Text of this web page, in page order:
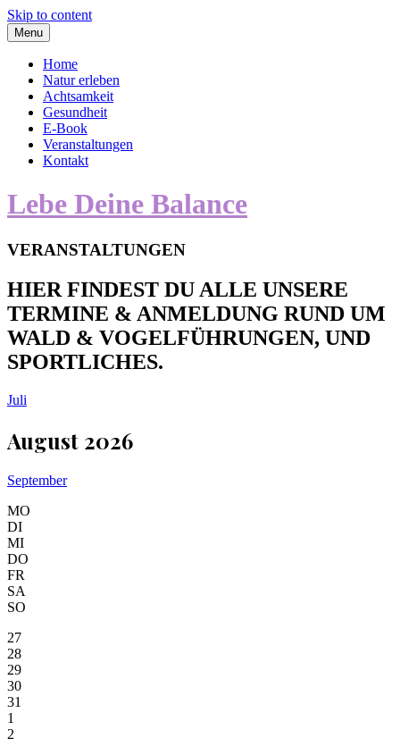
Skip to content
Menu
Home
Natur erleben
Achtsamkeit
Gesundheit
E-Book
Veranstaltungen
Kontakt
Lebe Deine Balance
VERANSTALTUNGEN
HIER FINDEST DU ALLE UNSERE
TERMINE & ANMELDUNG RUND UM
WALD & VOGELFÜHRUNGEN, UND
SPORTLICHES.
Juli
August 2026
September
MO
DI
MI
DO
FR
SA
SO
27
28
29
30
31
1
2